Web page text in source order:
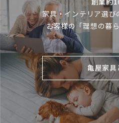
家具・インテリア選び
お客様の「理想の暮
亀屋家具